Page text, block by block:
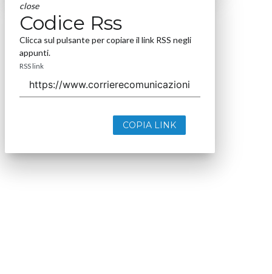
close
Codice Rss
Clicca sul pulsante per copiare il link RSS negli
appunti.
RSS link
COPIA LINK